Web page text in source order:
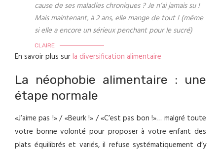
cause de ses maladies chroniques ? Je n’ai jamais su !
Mais maintenant, à 2 ans, elle mange de tout ! (même
si elle a encore un sérieux penchant pour le sucré)
CLAIRE
En savoir plus surla diversification alimentaire
La néophobie alimentaire : une
étape normale
«J’aime pas !» / «Beurk !» / «C’est pas bon !»… malgré toute
votre bonne volonté pour proposer à votre enfant des
plats équilibrés et variés, il refuse systématiquement d’y